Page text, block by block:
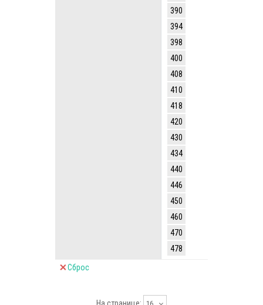
390
394
398
400
408
410
418
420
430
434
440
446
450
460
470
478
Сброс